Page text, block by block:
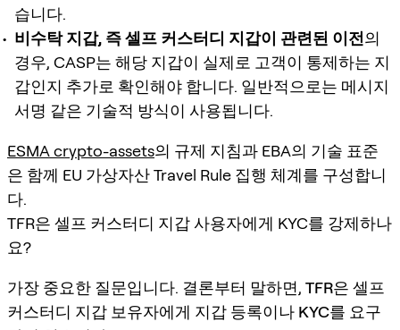
습니다.
비수탁 지갑, 즉 셀프 커스터디 지갑이 관련된 이전의
경우, CASP는 해당 지갑이 실제로 고객이 통제하는 지
갑인지 추가로 확인해야 합니다. 일반적으로는 메시지
서명 같은 기술적 방식이 사용됩니다.
ESMA crypto-assets의 규제 지침과 EBA의 기술 표준
은 함께 EU 가상자산 Travel Rule 집행 체계를 구성합니
다.
TFR은 셀프 커스터디 지갑 사용자에게 KYC를 강제하나
요?
가장 중요한 질문입니다. 결론부터 말하면, TFR은 셀프
커스터디 지갑 보유자에게 지갑 등록이나 KYC를 요구